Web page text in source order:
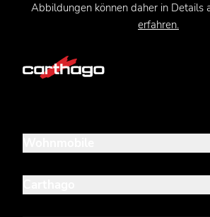
Abbildungen können daher in Details
erfahren.